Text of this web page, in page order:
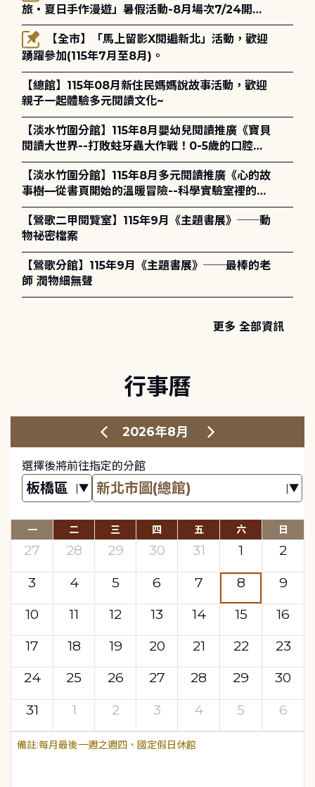
旅・夏日手作漫遊」暑假活動-8月場次7/24開始
報名
踴躍參加(115年7月至8月)。
【總館】115年08月新住民媽媽說故事活動，歡迎
親子一起體驗多元閱讀文化~
【淡水竹圍分館】115年8月嬰幼兒閱讀推廣《寶貝
閱讀大世界--打敗蛀牙蟲大作戰！0-5歲的口腔照
護全攻略》
【淡水竹圍分館】115年8月多元閱讀推廣《心的故
事樹—從書頁開始的溫暖冒險--科學實驗室裡的放
電章魚》
【鶯歌二甲閱覽室】115年9月《主題書展》──動
物祕密檔案
【鶯歌分館】115年9月《主題書展》──最棒的老
師 潤物細無聲
更多 全部資訊
行事曆
2026年8月
選擇後將前往指定的分館
一 二 三 四 五 六 日
27 28 29 30 31 1
2
3
4 5 6 7 8
9
10
11 12 13 14 15
16
17
18 19 20 21 22
23
24
25 26 27 28 29
30
31
1 2 3 4 5 6
每月最後一週之週四、國定假日休館